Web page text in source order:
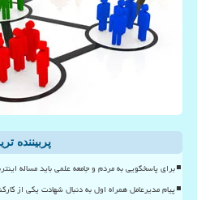
پربیننده
برای پاسخگویی به مردم و جامعه علمی باید مساله
پیام مدیرعامل همراه اول به دنبال شهادت یکی از